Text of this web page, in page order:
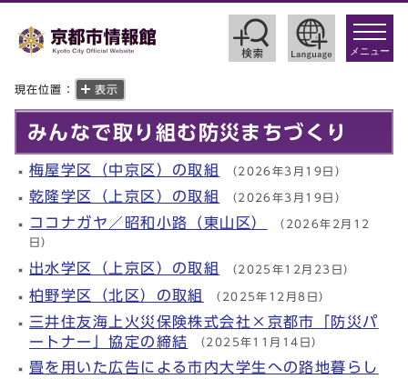
toggle
メニュー
現在位置： 表示
みんなで取り組む防災まちづくり
梅屋学区（中京区）の取組 （2026年3月19日）
乾隆学区（上京区）の取組 （2026年3月19日）
ココナガヤ／昭和小路（東山区） （2026年2月12
日）
出水学区（上京区）の取組 （2025年12月23日）
柏野学区（北区）の取組 （2025年12月8日）
三井住友海上火災保険株式会社×京都市「防災パ
ートナー」協定の締結 （2025年11月14日）
畳を用いた広告による市内大学生への路地暮らし